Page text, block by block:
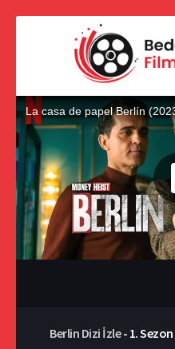
Berlin Dizi İzle- 1. Sezon